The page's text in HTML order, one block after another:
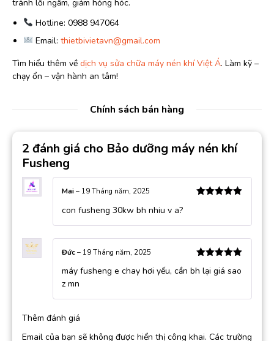
tránh lỗi ngầm, giảm hỏng hóc.
Hotline: 0988 947064
Email: thietbivietavn@gmail.com
Tìm hiểu thêm về dịch vụ sửa chữa máy nén khí Việt Á. Làm kỹ –
chạy ổn – vận hành an tâm!
Chính sách bán hàng
2 đánh giá cho Bảo dưỡng máy nén khí
Fusheng
Mai– 19 Tháng năm, 2025
con fusheng 30kw bh nhiu v a?
hạng55
Đức– 19 Tháng năm, 2025
máy fusheng e chay hơi yếu, cần bh lại giá sao
z mn
Thêm đánh giá
Email của bạn sẽ không được hiển thị công khai. Các trường